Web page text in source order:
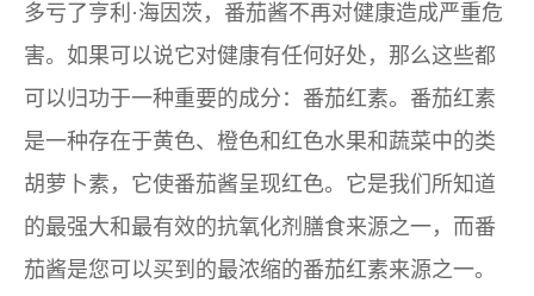
多亏了亨利·海因茨，番茄酱不再对健康造成严重危
害。如果可以说它对健康有任何好处，那么这些都
可以归功于一种重要的成分：番茄红素。番茄红素
是一种存在于黄色、橙色和红色水果和蔬菜中的类
胡萝卜素，它使番茄酱呈现红色。它是我们所知道
的最强大和最有效的抗氧化剂膳食来源之一，而番
茄酱是您可以买到的最浓缩的番茄红素来源之一。